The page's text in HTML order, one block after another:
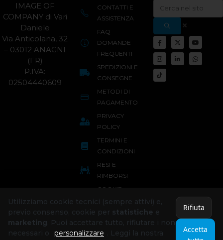
IMAGE OF
COMPANY di Vari
Daniele
Via Anticolana, 32
– 03012 ANAGNI
(FR)
P.IVA:
02504440609
CONTATTI E
ASSISTENZA
FAQ
DOMANDE
FREQUENTI
SPEDIZIONI E
CONSEGNE
METODI DI
PAGAMENTO
PRIVACY
POLICY
TERMINI E
CONDIZIONI
RESI E
RIMBORSI
COOKIE
POLICY
Utilizziamo cookie tecnici (sempre attivi) e,
previo consenso, cookie per statistiche e
marketing. Puoi accettare tutto, rifiutare i non
necessari o
personalizzare . Leggi la nostra
Rifiuta
Accetta